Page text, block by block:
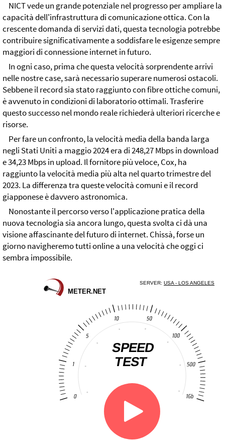
NICT vede un grande potenziale nel progresso per ampliare la
capacità dell'infrastruttura di comunicazione ottica. Con la
crescente domanda di servizi dati, questa tecnologia potrebbe
contribuire significativamente a soddisfare le esigenze sempre
maggiori di connessione internet in futuro.
In ogni caso, prima che questa velocità sorprendente arrivi
nelle nostre case, sarà necessario superare numerosi ostacoli.
Sebbene il record sia stato raggiunto con fibre ottiche comuni,
è avvenuto in condizioni di laboratorio ottimali. Trasferire
questo successo nel mondo reale richiederà ulteriori ricerche e
risorse.
Per fare un confronto, la velocità media della banda larga
negli Stati Uniti a maggio 2024 era di 248,27 Mbps in download
e 34,23 Mbps in upload. Il fornitore più veloce, Cox, ha
raggiunto la velocità media più alta nel quarto trimestre del
2023. La differenza tra queste velocità comuni e il record
giapponese è davvero astronomica.
Nonostante il percorso verso l'applicazione pratica della
nuova tecnologia sia ancora lungo, questa svolta ci dà una
visione affascinante del futuro di internet. Chissà, forse un
giorno navigheremo tutti online a una velocità che oggi ci
sembra impossibile.